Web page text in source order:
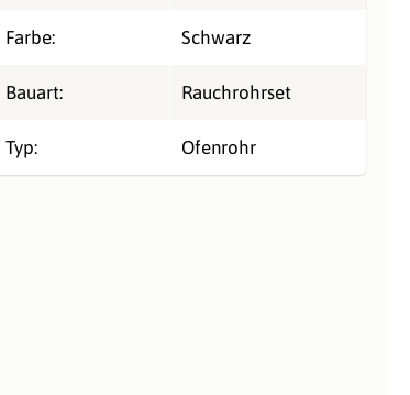
Farbe: Schwarz
Bauart: Rauchrohrset
Typ: Ofenrohr